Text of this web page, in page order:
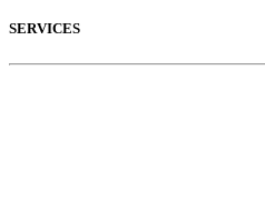
SERVICES